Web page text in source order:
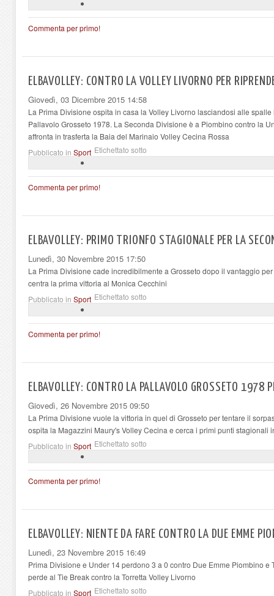
Commenta per primo!
ELBAVOLLEY: CONTRO LA VOLLEY LIVORNO PER
Giovedì, 03 Dicembre 2015 14:58
La Prima Divisione ospita in casa la Volley Livorno lasciandosi alle
Pallavolo Grosseto 1978. La Seconda Divisione è a Piombino contro la
affronta in trasferta la Baia del Marinaio Volley Cecina Rossa
Pubblicato in Sport Etichettato sotto
Commenta per primo!
ELBAVOLLEY: PRIMO TRIONFO STAGIONALE PER LA
Lunedì, 30 Novembre 2015 17:50
La Prima Divisione cade incredibilmente a Grosseto dopo il vantaggio
centra la prima vittoria al Monica Cecchini
Pubblicato in Sport Etichettato sotto
Commenta per primo!
ELBAVOLLEY: CONTRO LA PALLAVOLO GROSSETO 1978
Giovedì, 26 Novembre 2015 09:50
La Prima Divisione vuole la vittoria in quel di Grosseto per tentare il
ospita la Magazzini Maury's Volley Cecina e cerca i primi punti stagionali
Pubblicato in Sport Etichettato sotto
Commenta per primo!
ELBAVOLLEY: NIENTE DA FARE CONTRO LA DUE EMME
Lunedì, 23 Novembre 2015 16:49
Prima Divisione e Under 14 perdono 3 a 0 contro Due Emme Piombino
perde al Tie Break contro la Torretta Volley Livorno
Pubblicato in Sport Etichettato sotto